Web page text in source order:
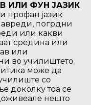
ИЛИ ФУН ЈАЗИК
профан јазик
погрдни
или какви
средина или
или
во училиштето.
може да
со
доколку тоа се
нешто